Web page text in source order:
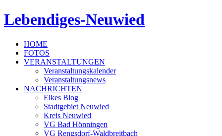
Lebendiges-Neuwied
HOME
FOTOS
VERANSTALTUNGEN
Veranstaltungskalender
Veranstaltungsnews
NACHRICHTEN
Elkes Blog
Stadtgebiet Neuwied
Kreis Neuwied
VG Bad Hönningen
VG Rengsdorf-Waldbreitbach